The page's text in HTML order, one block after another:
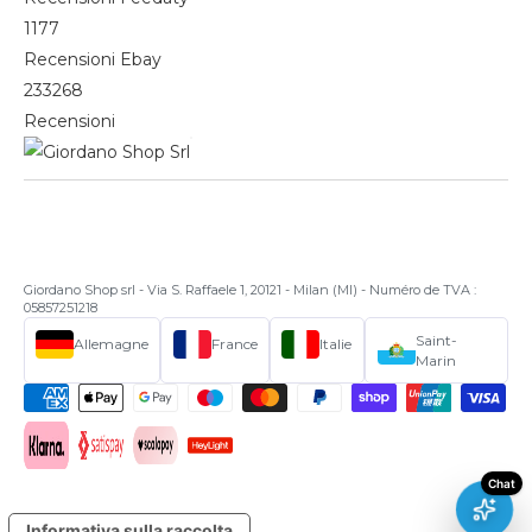
1177
Recensioni Ebay
233268
Recensioni
Giordano Shop srl - Via S. Raffaele 1, 20121 - Milan (MI) - Numéro de TVA :
05857251218
Allemagne France Italie
Saint-
Marin